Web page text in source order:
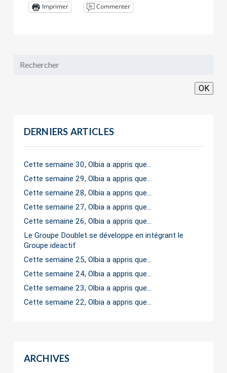
Imprimer
Commenter
OK
DERNIERS ARTICLES
Cette semaine 30, Olbia a appris que…
Cette semaine 29, Olbia a appris que…
Cette semaine 28, Olbia a appris que…
Cette semaine 27, Olbia a appris que…
Cette semaine 26, Olbia a appris que…
Le Groupe Doublet se développe en intégrant le
Groupe ideactif
Cette semaine 25, Olbia a appris que…
Cette semaine 24, Olbia a appris que…
Cette semaine 23, Olbia a appris que…
Cette semaine 22, Olbia a appris que…
ARCHIVES